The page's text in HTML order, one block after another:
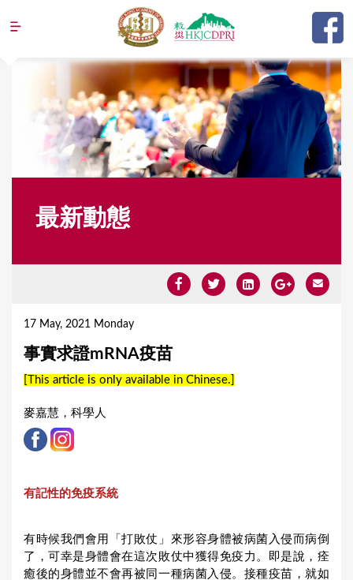
Jump to navigation
最新動態
17 May, 2021 Monday
事實求證mRNA疫苗
[This article is only available in Chinese.]
麥嘉慧，科學人
有記性的免疫系統
有時候我們會用「打敗仗」來形容身體被病菌入侵而病倒
了，可幸是身體會在這次敗仗中獲得免疫力。即是說，痊
癒後的身體並不會再被同一種病菌入侵。接種疫苗，就如